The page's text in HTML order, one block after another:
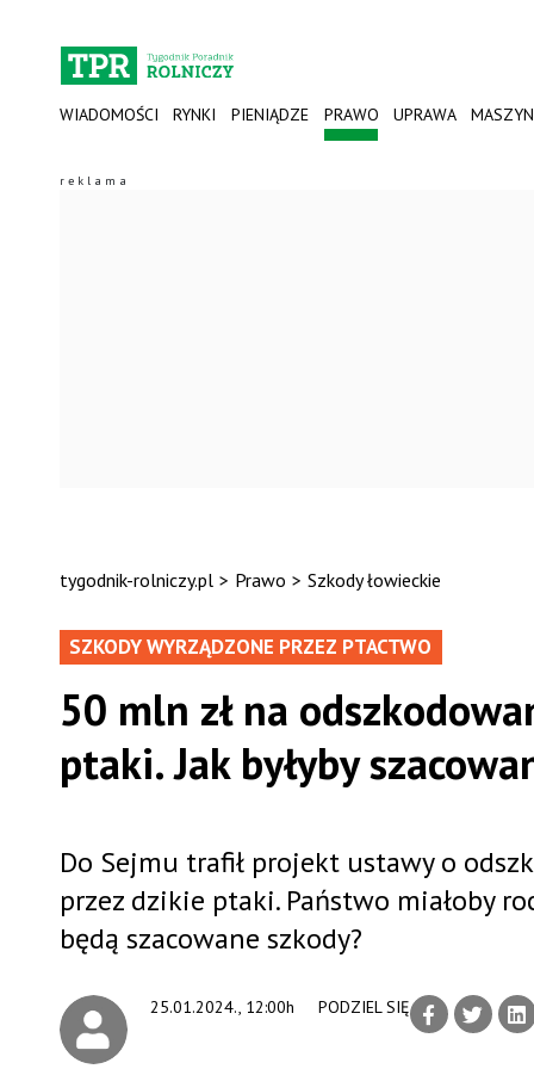
WIADOMOŚCI RYNKI PIENIĄDZE PRAWO UPRAWA
tygodnik-rolniczy.pl > Prawo > Szkody łowieckie
SZKODY WYRZĄDZONE PRZEZ PTACTWO
50 mln zł na
ptaki. Jak byłyby
25.01.2024., 12:00h PODZIEL SIĘ
Do Sejmu trafił projekt ustawy o
przez dzikie ptaki. Państwo miałoby
będą szacowane szkody?